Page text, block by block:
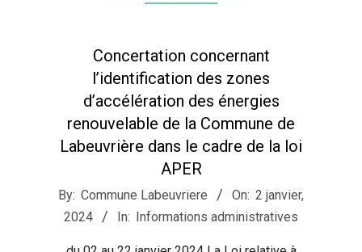
Concertation concernant
l’identification des zones
d’accélération des énergies
renouvelable de la Commune de
Labeuvrière dans le cadre de la loi
APER
2024-
01-
By: Commune Labeuvriere On: 2 janvier,
2024
In: Informations administratives